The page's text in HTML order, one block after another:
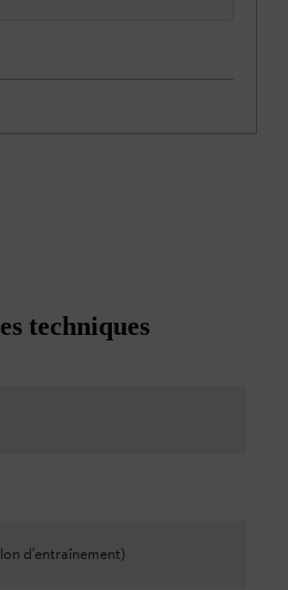
techniques
d'entraînement)